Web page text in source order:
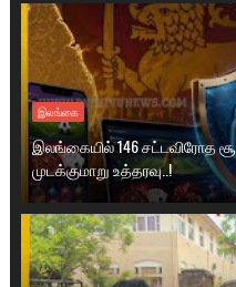
இலங்கை
இலங்கையில் 146
முடக்குமாறு உத்தரவு..!